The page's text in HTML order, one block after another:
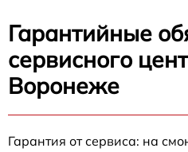
Гарантийные
сервисного
Воронеже
Гарантия от сервиса: на